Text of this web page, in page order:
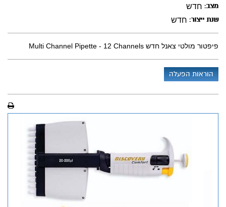
מצב: חדש
שנת ייצור: חדש
פיפטור מולטי צאנל חדש Multi Channel Pipette - 12 Channels
הוראות הפעלה